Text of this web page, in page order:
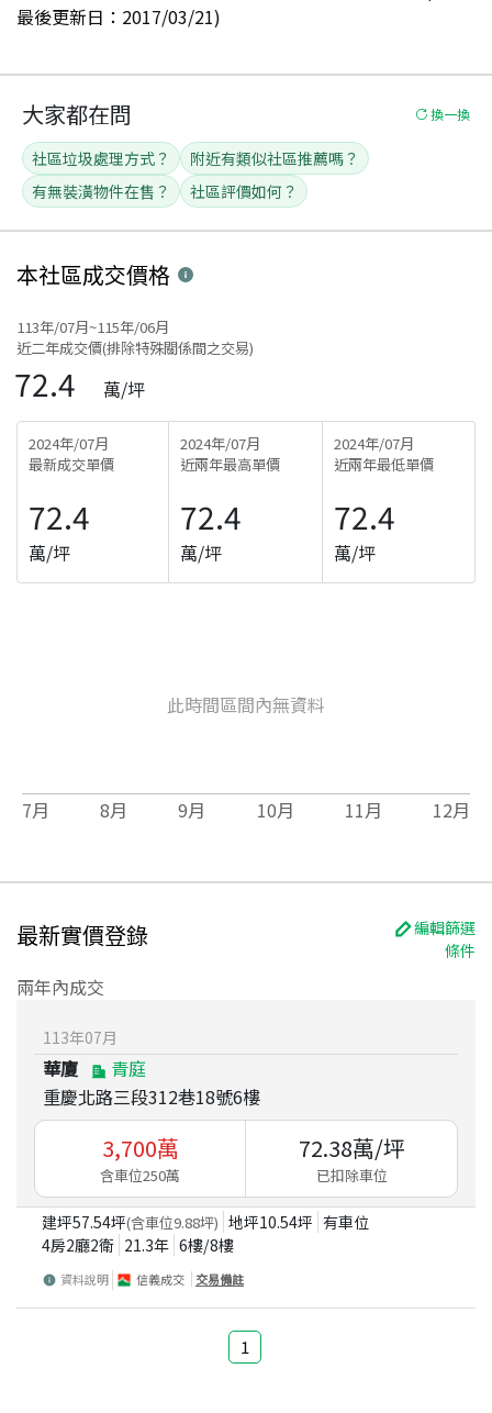
最後更新日：2017/03/21)
大家都在問 換一換
社區垃圾處理方式？
附近有類似社區推薦嗎？
有無裝潢物件在售？
社區評價如何？
本社區成交價格
113年/07月~115年/06月
近二年成交價(排除特殊關係間之交易)
72.4 萬/坪
2024年/07月
最新成交單價
72.4
萬/坪
2024年/07月
近兩年最高單價
72.4
萬/坪
2024年/07月
近兩年最低單價
72.4
萬/坪
此時間區間內無資料
7月 8月 9月 10月 11月 12月
最新實價登錄
編輯篩選
條件
兩年內成交
113年07月
華廈
青庭
重慶北路三段312巷18號6樓
3,700萬
含車位250萬
72.38萬/坪
已扣除車位
建坪57.54坪(含車位9.88坪) 地坪10.54坪 有車位
4房2廳2衛 21.3年 6樓/8樓
資料說明 信義成交 交易備註
1